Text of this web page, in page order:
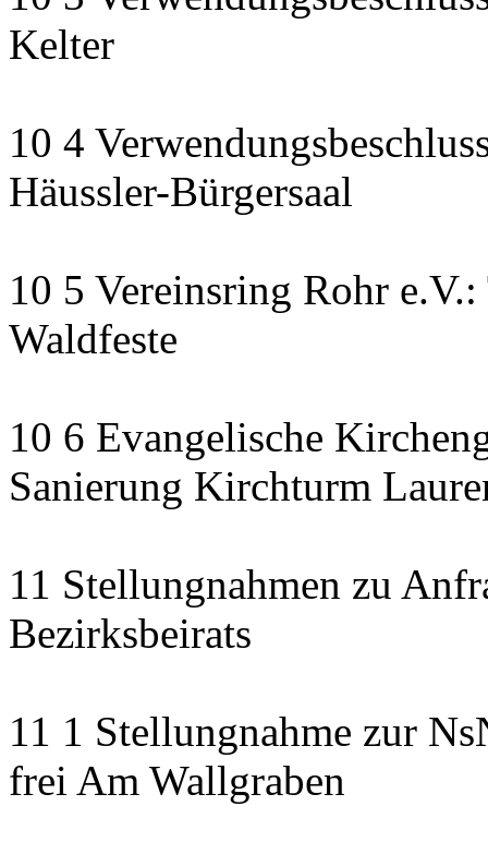
Kelter
10 4
Häussler-Bürgersaal
10 5 Vereinsring Rohr
Waldfeste
10 6 Evangelische
Sanierung Kirchturm
11 Stellungnahmen zu
Bezirksbeirats
11 1 Stellungnahme zur
frei Am Wallgraben